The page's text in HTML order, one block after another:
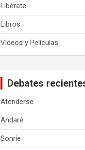
Libérate
Libros
Vídeos y Películas
Debates
Atenderse
Andaré
Sonríe